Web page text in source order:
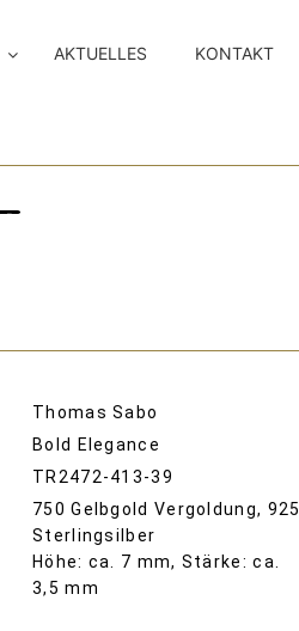
AKTUELLES KONTAKT
Thomas Sabo
Bold Elegance
TR2472-413-39
750 Gelbgold Vergoldung, 925
Sterlingsilber
Höhe: ca. 7 mm, Stärke: ca.
3,5 mm